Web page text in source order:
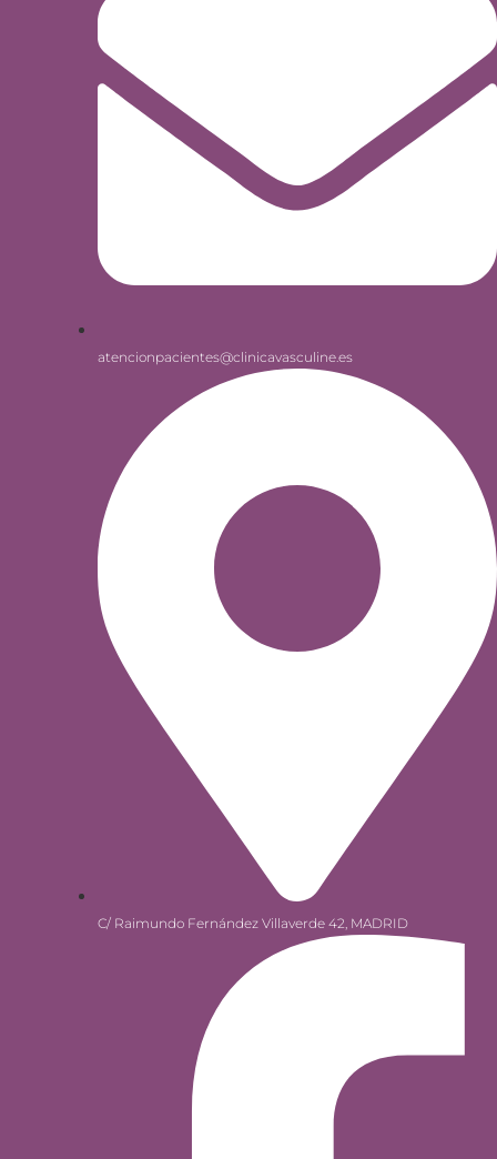
atencionpacientes@clinicavasculine.es
C/ Raimundo Fernández Villaverde 42, MADRID